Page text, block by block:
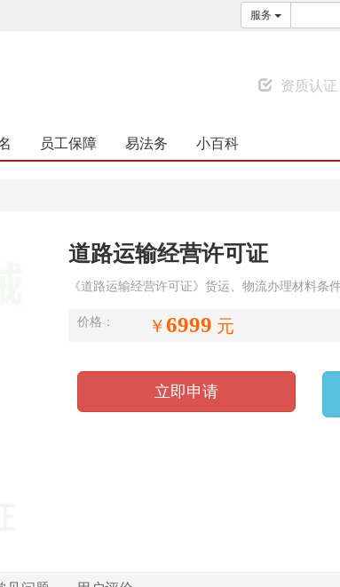
服务
资质认证
员工保障 易法务 小百科
道路运输经营许可证
《道路运输经营许可证》货运、物流办理材料条
价格： ￥6999 元
立即申请